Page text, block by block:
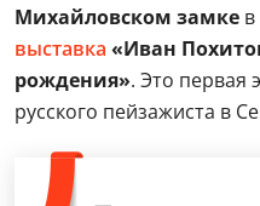
Михайловском замке
выставка «Иван
рождения». Это первая
русского пейзажиста в